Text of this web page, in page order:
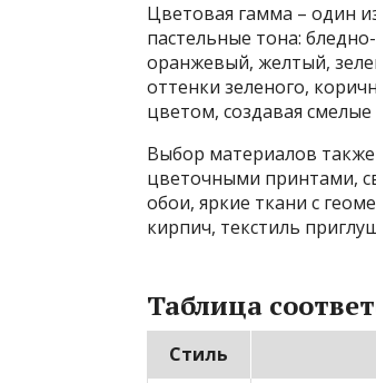
Цветовая гамма – один
пастельные тона:
оранжевый, желтый,
оттенки зеленого,
цветом, создавая
Выбор материалов также
цветочными принтами,
обои, яркие ткани с
кирпич, текстиль
Таблица
Стиль